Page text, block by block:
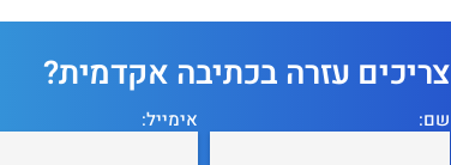
צריכים עזרה בכתיבה אקדמית?
שם: אימייל: